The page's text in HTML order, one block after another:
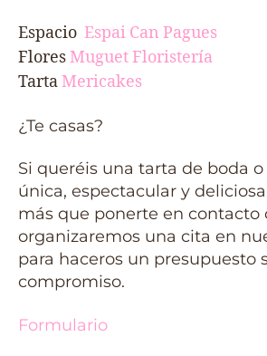
Espacio Espai Can Pagues
FloresMuguet Floristería
TartaMericakes
¿Te casas?
Si queréis una tarta de boda
única, espectacular y
más que ponerte en contacto
organizaremos una cita en
para haceros un presupuesto
compromiso.
Formulario